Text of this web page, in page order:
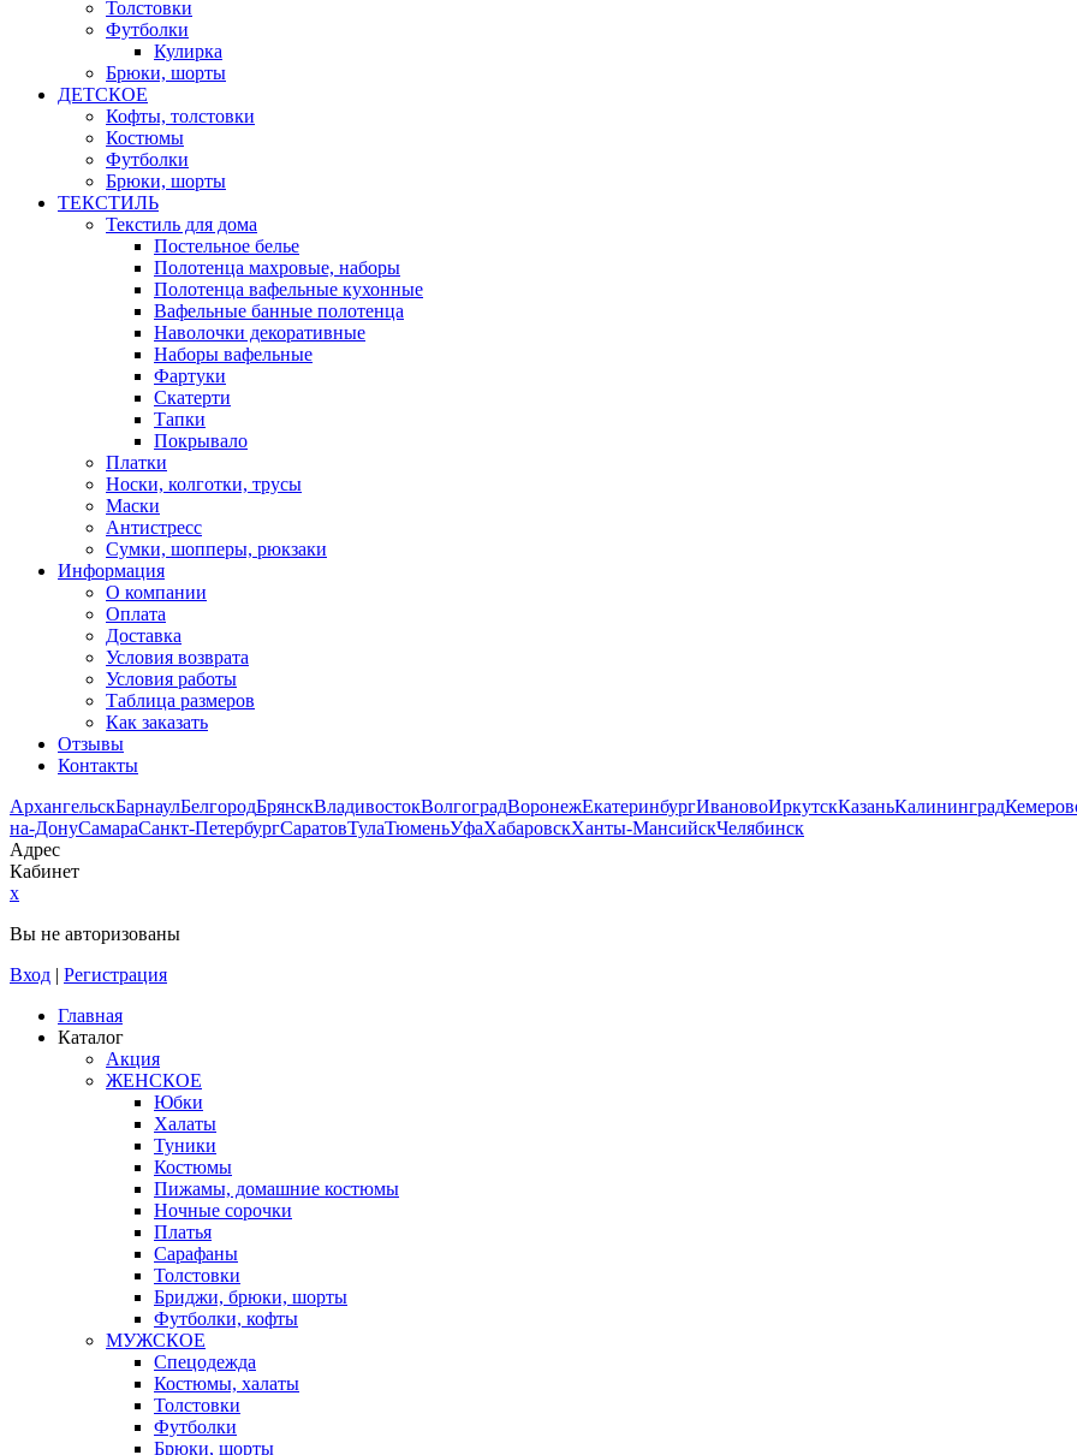
Толстовки
Футболки
Кулирка
Брюки, шорты
ДЕТСКОЕ
Кофты, толстовки
Костюмы
Футболки
Брюки, шорты
ТЕКСТИЛЬ
Текстиль для дома
Постельное белье
Полотенца махровые, наборы
Полотенца вафельные кухонные
Вафельные банные полотенца
Наволочки декоративные
Наборы вафельные
Фартуки
Скатерти
Тапки
Покрывало
Платки
Носки, колготки, трусы
Маски
Антистресс
Сумки, шопперы, рюкзаки
Информация
О компании
Оплата
Доставка
Условия возврата
Условия работы
Таблица размеров
Как заказать
Отзывы
Контакты
АрхангельскБарнаулБелгородБрянскВладивостокВолгоградВоронежЕкатеринбургИвановоИркутскКазаньКалининград
на-ДонуСамараСанкт-ПетербургСаратовТулаТюменьУфаХабаровскХанты-МансийскЧелябинск
Адрес
Кабинет
x
Вы не авторизованы
Вход | Регистрация
Главная
Каталог
Акция
ЖЕНСКОЕ
Юбки
Халаты
Туники
Костюмы
Пижамы, домашние костюмы
Ночные сорочки
Платья
Сарафаны
Толстовки
Бриджи, брюки, шорты
Футболки, кофты
МУЖСКОЕ
Спецодежда
Костюмы, халаты
Толстовки
Футболки
Брюки, шорты